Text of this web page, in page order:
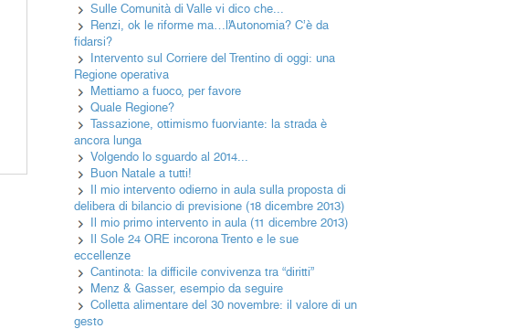
Sulle Comunità di Valle vi dico che...
Renzi, ok le riforme ma…l’Autonomia? C’è da
fidarsi?
Intervento sul Corriere del Trentino di oggi: una
Regione operativa
Mettiamo a fuoco, per favore
Quale Regione?
Tassazione, ottimismo fuorviante: la strada è
ancora lunga
Volgendo lo sguardo al 2014...
Buon Natale a tutti!
Il mio intervento odierno in aula sulla proposta di
delibera di bilancio di previsione (18 dicembre 2013)
Il mio primo intervento in aula (11 dicembre 2013)
Il Sole 24 ORE incorona Trento e le sue
eccellenze
Cantinota: la difficile convivenza tra “diritti”
Menz & Gasser, esempio da seguire
Colletta alimentare del 30 novembre: il valore di un
gesto